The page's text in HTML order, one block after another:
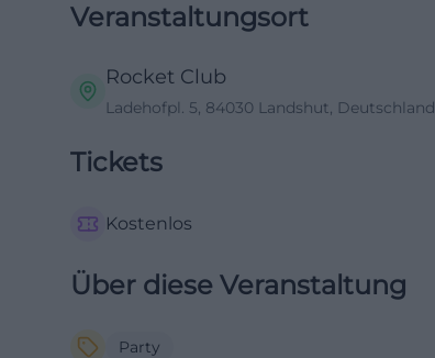
Veranstaltungsort
Rocket Club
Ladehofpl. 5, 84030 Landshut, Deutschland
Tickets
Kostenlos
Über diese Veranstaltung
Party